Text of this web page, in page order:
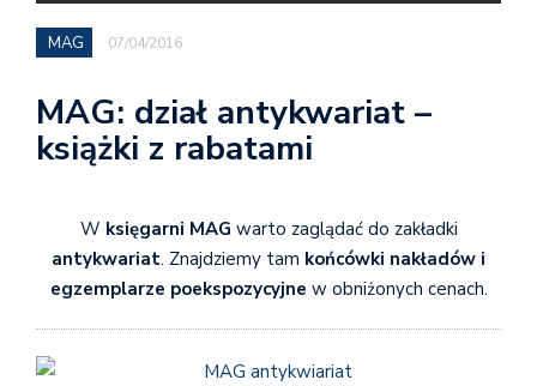
MAG 07/04/2016
MAG: dział antykwariat –
książki z rabatami
W księgarni MAG warto zaglądać do zakładki
antykwariat. Znajdziemy tam końcówki nakładów i
egzemplarze poekspozycyjne w obniżonych cenach.